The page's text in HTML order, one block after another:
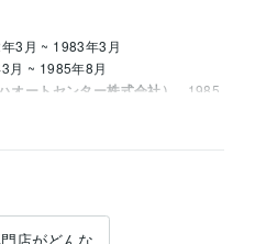
3月 ~ 1983年3月
月 ~ 1985年8月
オートセンター株式会社）
1985
: 1983年
年